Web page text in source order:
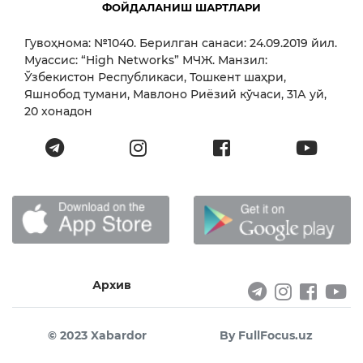
ФОЙДАЛАНИШ ШАРТЛАРИ
Гувоҳнома: №1040. Берилган санаси: 24.09.2019 йил.
Муассис: “High Networks” МЧЖ. Манзил:
Ўзбекистон Республикаси, Тошкент шаҳри,
Яшнобод тумани, Мавлоно Риёзий кўчаси, 31А уй,
20 хонадон
Архив
© 2023 Xabardor By FullFocus.uz